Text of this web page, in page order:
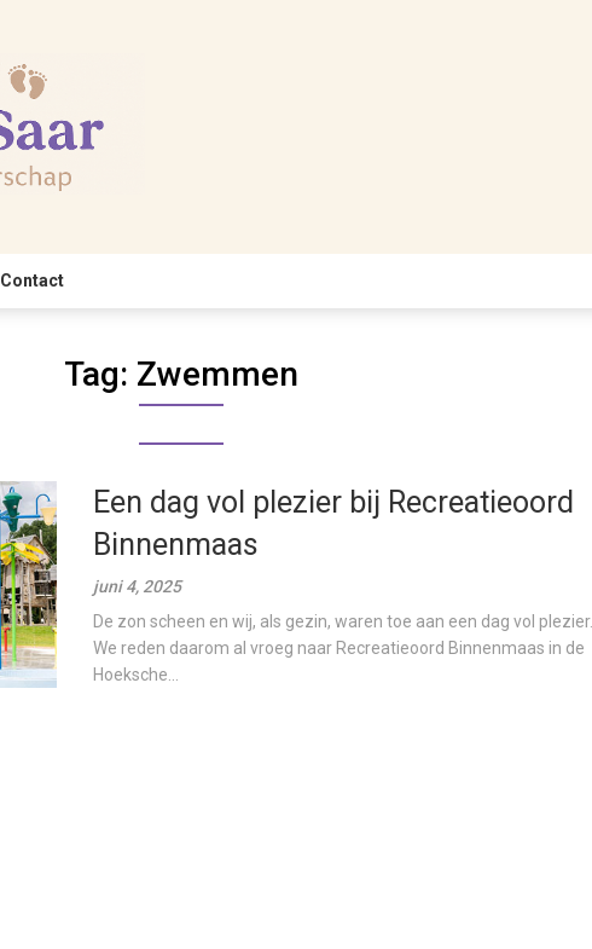
Contact
Tag: Zwemmen
Een dag vol plezier bij Recreatieoord
Binnenmaas
juni 4, 2025
De zon scheen en wij, als gezin, waren toe aan een dag vol plezier.
We reden daarom al vroeg naar Recreatieoord Binnenmaas in de
Hoeksche...